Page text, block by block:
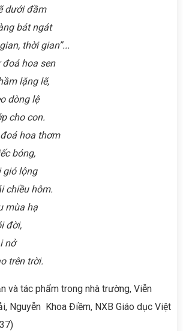
dưới đầm
bát ngát
thời gian”...
hoa sen
lặng lẽ,
dòng lệ
cho con.
hoa thơm
bóng,
gió lộng
chiều hôm.
mùa hạ
đời,
nở
trên trời.
và tác phẩm trong nhà trường, Viễn
Nguyễn Khoa Điềm, NXB Giáo dục Việt